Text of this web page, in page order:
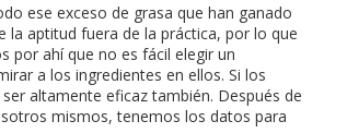
ese exceso de grasa que han ganado
la aptitud fuera de la práctica, por lo que
por ahí que no es fácil elegir un
a los ingredientes en ellos. Si los
altamente eficaz también. Después de
mismos, tenemos los datos para